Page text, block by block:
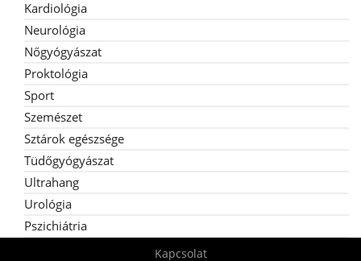
Kardiológia
Neurológia
Nőgyógyászat
Proktológia
Sport
Szemészet
Sztárok egészsége
Tüdőgyógyászat
Ultrahang
Urológia
Pszichiátria
Kapcsolat